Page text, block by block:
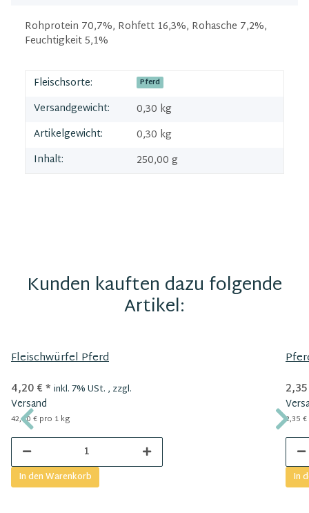
Rohprotein 70,7%, Rohfett 16,3%, Rohasche 7,2%,
Feuchtigkeit 5,1%
Fleischsorte: Pferd
Versandgewicht:
0,30 kg
Artikelgewicht:
0,30 kg
Inhalt:
250,00 g
Kunden kauften dazu folgende
Artikel:
Fleischwürfel Pferd
4,20 €* inkl. 7% USt. , zzgl.
Versand
42,00 € pro 1 kg
In den Warenkorb
2,35
In